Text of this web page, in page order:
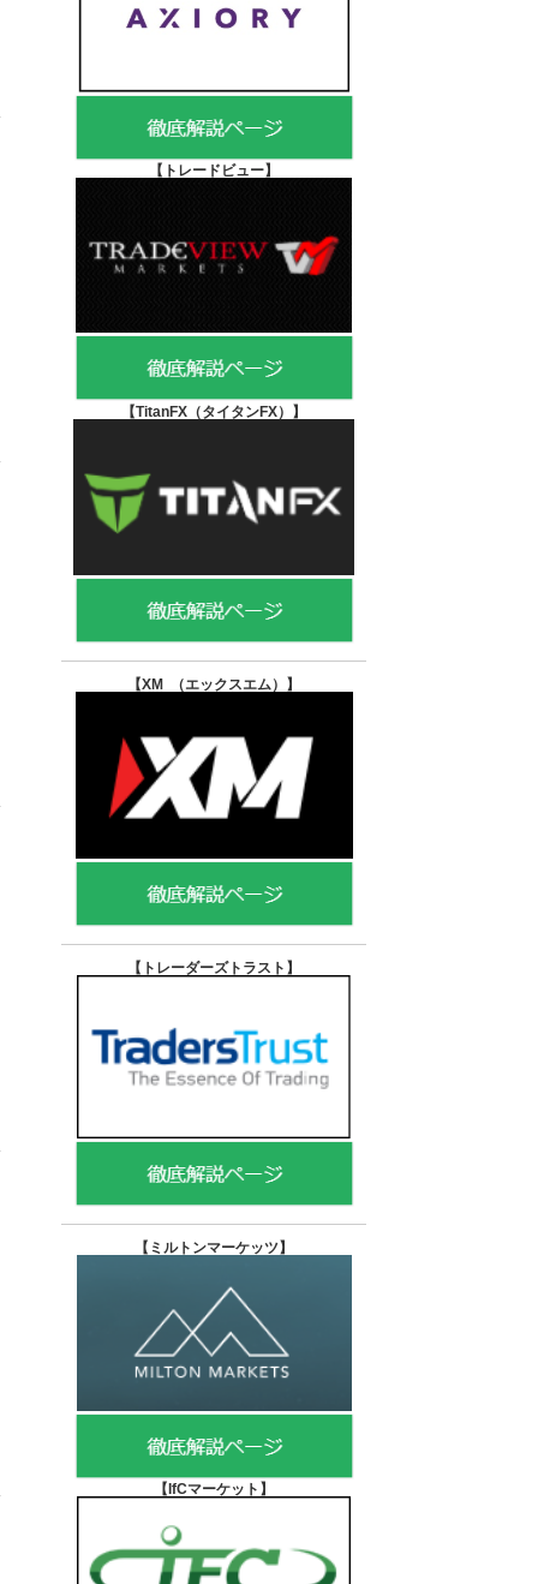
【 トレードビュー】
【TitanFX（タイタンFX） 】
【XM （エックスエム） 】
【トレーダーズトラスト 】
【 ミルトンマーケッツ】
【IfCマーケット 】